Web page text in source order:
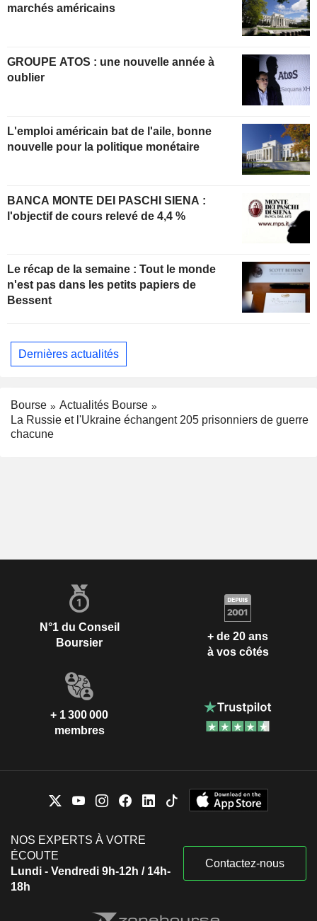
marchés américains
GROUPE ATOS : une nouvelle année à
oublier
L'emploi américain bat de l'aile, bonne
nouvelle pour la politique monétaire
BANCA MONTE DEI PASCHI SIENA :
l'objectif de cours relevé de 4,4 %
Le récap de la semaine : Tout le monde
n'est pas dans les petits papiers de
Bessent
Dernières actualités
Bourse
Actualités Bourse
La Russie et l'Ukraine échangent 205 prisonniers de guerre
chacune
N°1 du Conseil
Boursier
+ de 20 ans
à vos côtés
+ 1 300 000
membres
NOS EXPERTS À VOTRE
ÉCOUTE
Lundi - Vendredi 9h-12h / 14h-
18h
Contactez-nous